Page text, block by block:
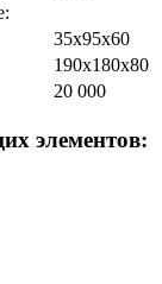
35х95х60
190х180х80
20 000
элементов: